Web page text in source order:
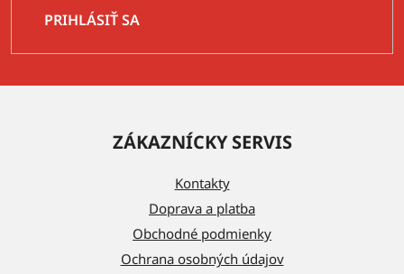
PRIHLÁSIŤ SA
ZÁKAZNÍCKY SERVIS
Kontakty
Doprava a platba
Obchodné podmienky
Ochrana osobných údajov